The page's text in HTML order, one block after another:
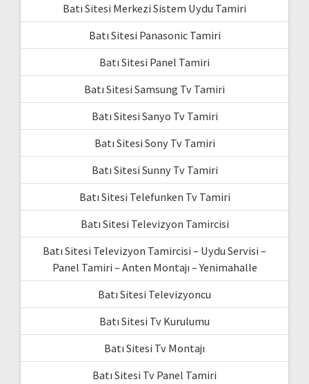
Batı Sitesi Merkezi Sistem Uydu Tamiri
Batı Sitesi Panasonic Tamiri
Batı Sitesi Panel Tamiri
Batı Sitesi Samsung Tv Tamiri
Batı Sitesi Sanyo Tv Tamiri
Batı Sitesi Sony Tv Tamiri
Batı Sitesi Sunny Tv Tamiri
Batı Sitesi Telefunken Tv Tamiri
Batı Sitesi Televizyon Tamircisi
Batı Sitesi Televizyon Tamircisi – Uydu Servisi –
Panel Tamiri – Anten Montajı – Yenimahalle
Batı Sitesi Televizyoncu
Batı Sitesi Tv Kurulumu
Batı Sitesi Tv Montajı
Batı Sitesi Tv Panel Tamiri